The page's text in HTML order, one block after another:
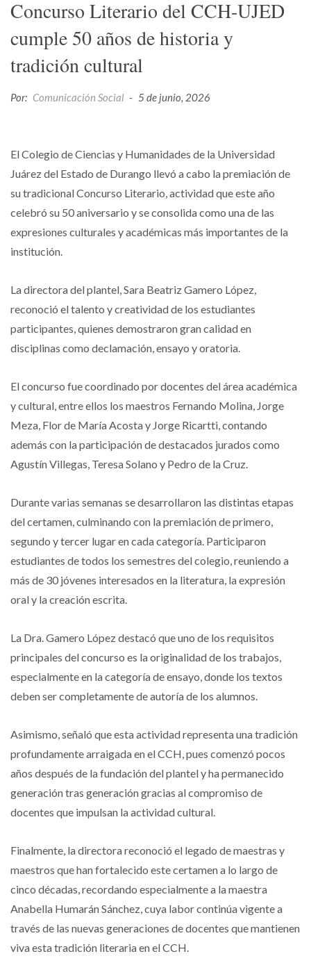
Concurso Literario del CCH-UJED
cumple 50 años de historia y
tradición cultural
Por: Comunicación Social - 5 de junio, 2026
El Colegio de Ciencias y Humanidades de la Universidad
Juárez del Estado de Durango llevó a cabo la premiación de
su tradicional Concurso Literario, actividad que este año
celebró su 50 aniversario y se consolida como una de las
expresiones culturales y académicas más importantes de la
institución.
La directora del plantel, Sara Beatriz Gamero López,
reconoció el talento y creatividad de los estudiantes
participantes, quienes demostraron gran calidad en
disciplinas como declamación, ensayo y oratoria.
El concurso fue coordinado por docentes del área académica
y cultural, entre ellos los maestros Fernando Molina, Jorge
Meza, Flor de María Acosta y Jorge Ricartti, contando
además con la participación de destacados jurados como
Agustín Villegas, Teresa Solano y Pedro de la Cruz.
Durante varias semanas se desarrollaron las distintas etapas
del certamen, culminando con la premiación de primero,
segundo y tercer lugar en cada categoría. Participaron
estudiantes de todos los semestres del colegio, reuniendo a
más de 30 jóvenes interesados en la literatura, la expresión
oral y la creación escrita.
La Dra. Gamero López destacó que uno de los requisitos
principales del concurso es la originalidad de los trabajos,
especialmente en la categoría de ensayo, donde los textos
deben ser completamente de autoría de los alumnos.
Asimismo, señaló que esta actividad representa una tradición
profundamente arraigada en el CCH, pues comenzó pocos
años después de la fundación del plantel y ha permanecido
generación tras generación gracias al compromiso de
docentes que impulsan la actividad cultural.
Finalmente, la directora reconoció el legado de maestras y
maestros que han fortalecido este certamen a lo largo de
cinco décadas, recordando especialmente a la maestra
Anabella Humarán Sánchez, cuya labor continúa vigente a
través de las nuevas generaciones de docentes que mantienen
viva esta tradición literaria en el CCH.